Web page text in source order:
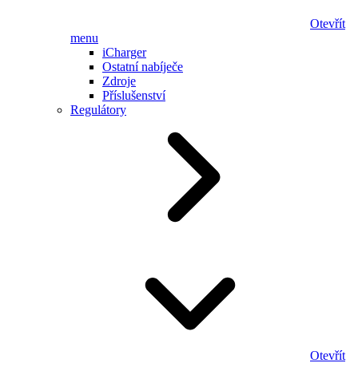
Otevřít
menu
iCharger
Ostatní nabíječe
Zdroje
Příslušenství
Regulátory
Otevřít